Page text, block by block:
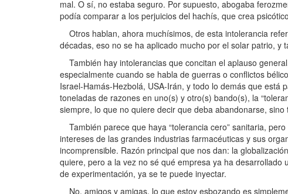
mal. O sí, no estaba seguro. Por supuesto, abogaba
podía comparar a los perjuicios del hachís, que crea
Otros hablan, ahora muchísimos, de esta intolerancia
décadas, eso no se ha aplicado mucho por el solar patrio,
También hay intolerancias que concitan el aplauso
especialmente cuando se habla de guerras o conflictos
Israel-Hamás-Hezbolá, USA-Irán, y todo lo demás que
toneladas de razones en uno(s) y otro(s) bando(s), la
siempre, lo que no quiere decir que deba abandonarse, sino
También parece que haya “tolerancia cero” sanitaria,
intereses de las grandes industrias farmacéuticas y sus
incomprensible. Razón principal que nos dan: la
quiere, pero a la vez no sé qué empresa ya ha
de experimentación, ya se te puede inyectar.
No, amigos y amigas, lo que estoy esbozando es